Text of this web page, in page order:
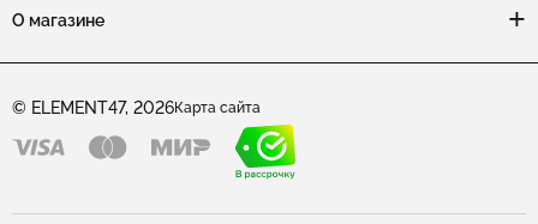
О магазине
© ELEMENT47, 2026Карта сайта